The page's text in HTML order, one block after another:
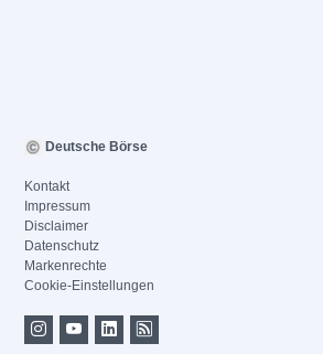
Deutsche Börse
Kontakt
Impressum
Disclaimer
Datenschutz
Markenrechte
Cookie-Einstellungen